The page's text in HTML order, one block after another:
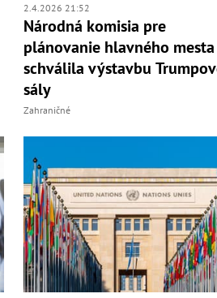
2.4.2026 21:52
Národná komisia pre
plánovanie hlavného mesta
schválila výstavbu
sály
Zahraničné